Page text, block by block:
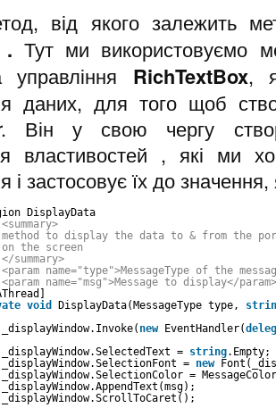
від якого залежить
.Тут ми використовуємо
управління RichTextBox,
даних, для того щоб
Він у свою чергу
властивостей , які ми
і застосовує їх до
DisplayData
to display the data to & from the
the screen
summary>
name="type">MessageType of the
name="msg">Message to display</param>
void DisplayData(MessageType type,
_displayWindow.Invoke( new EventHandler(
_displayWindow.SelectedText = string.Empty;
_displayWindow.SelectionFont = new
_displayWindow.SelectionColor =
_displayWindow.AppendText(msg);
_displayWindow.ScrollToCaret();